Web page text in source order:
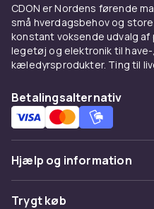
Hos CDON finder du
samlerobjekter, der
og fantasi som Tove
hverdagens små
magien fra Mumidalen
CDON er Nordens førende
små hverdagsbehov og
konstant voksende udvalg af
legetøj og elektronik til
kæledyrsprodukter. Ting til
Betalingsalternativ
Hjælp og information
Ofte stillede spørgsmål
Trygt køb